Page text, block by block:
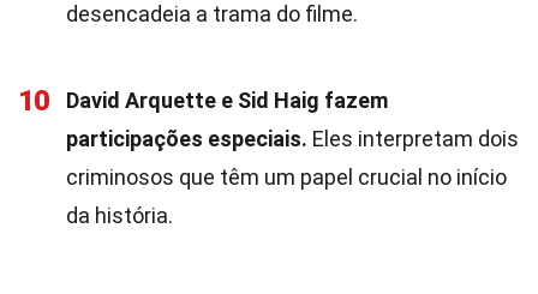
desencadeia a trama do filme.
10
David Arquette e Sid Haig fazem
participações especiais. Eles interpretam dois
criminosos que têm um papel crucial no início
da história.